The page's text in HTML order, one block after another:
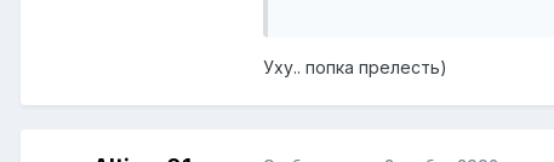
Уху.. попка прелесть)